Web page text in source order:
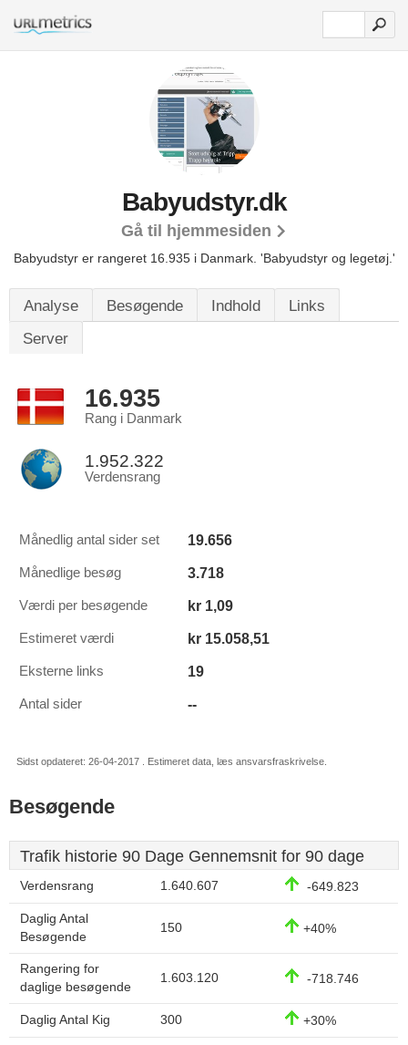
Babyudstyr.dk
Gå til hjemmesiden
Babyudstyr er rangeret 16.935 i Danmark. 'Babyudstyr og legetøj.'
Analyse Besøgende Indhold
Links
Server
16.935
Rang i Danmark
1.952.322
Verdensrang
Månedlig antal sider set 19.656
Månedlige besøg 3.718
Værdi per besøgende kr 1,09
Estimeret værdi kr 15.058,51
Eksterne links 19
Antal sider --
Sidst opdateret: 26-04-2017 . Estimeret data, læs ansvarsfraskrivelse.
Besøgende
Trafik historie 90 Dage Gennemsnit for 90 dage
Verdensrang 1.640.607 -649.823
Daglig Antal
Besøgende
150 +40%
Rangering for
daglige besøgende
1.603.120 -718.746
Daglig Antal Kig 300 +30%